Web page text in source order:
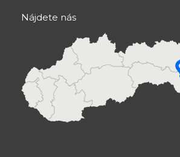
Nájdete nás